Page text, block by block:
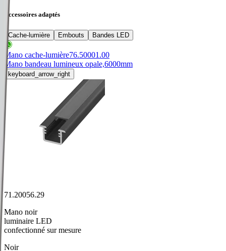
Accessoires adaptés
Cache-lumière Embouts Bandes LED
Mano cache-lumière76.50001.00
Mano bandeau lumineux opale,6000mm
keyboard_arrow_right
71.20056.29
Mano noir
luminaire LED
confectionné sur mesure
Noir